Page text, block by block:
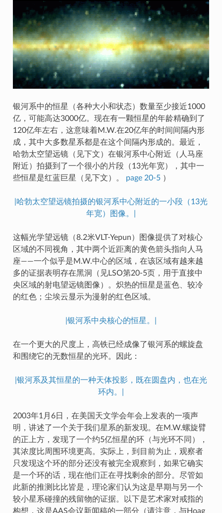
银河系中的恒星（各种大小和状态）数量至少接近1000
亿，可能高达3000亿。现在有一颗恒星的年龄精确到了
120亿年左右，这意味着M.W.在20亿年的时间间隔内形
成，其中大多数星系都是在这个间隔内形成的。最近，
哈勃太空望远镜（见下文）在银河系中心附近（人马座
附近）拍摄到了一个很小的片段（13光年宽），其中一
些恒星是红蓝巨星（见下文）。 page 20-5）
|哈勃太空望远镜拍摄的银河系中心附近的一小段（13光
年宽）图像。|
这幅光学望远镜（8.2米VLT-Yepun）图像提供了对核心
区域的不同视角，其中两个近距离的黄色箭头指向人马
座——一个似乎是M.W.中心的区域，在该区域有越来越
多的证据表明存在黑洞（见LSO第20-5页，用于直接中
央区域的射电望远镜图像）。炽热的恒星是蓝色、较冷
的红色；尘埃云显示为漫射的红色区域。
|银河系中央核心的恒星。|
在一个更大的尺度上，高铁已经成像了银河系的螺旋盘
和围绕它的无数恒星的光环。因此：
|银河系及其恒星的一种天体投影，既在圆盘内，也在光
环内。|
2003年1月6日，在美国天文学会年会上发表的一项声
明，讲述了一个关于我们星系的新发现。在M.W.螺旋臂
的正上方，发现了一个约5亿恒星的环（与光环不同），
其浓度比周围环境更高。实际上，到目前为止，观察者
只发现这个环的部分还没有被完全观察到，如果它确实
是一个环的话，现在他们正在寻找剩余的部分。尽管如
此新的推测比比皆是，理论家们认为这是早期与另一个
较小星系碰撞的残留物的证据。以下是艺术家对戒指的
构想，这是AAS会议新闻稿的一部分（请注意，与Hoag